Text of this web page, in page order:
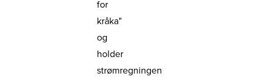
for
kråka"
og
holder
strømregningen